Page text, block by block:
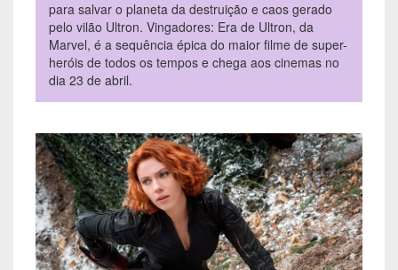
para salvar o planeta da destruição e caos gerado
pelo vilão Ultron. Vingadores: Era de Ultron, da
Marvel, é a sequência épica do maior filme de super-
heróis de todos os tempos e chega aos cinemas no
dia 23 de abril.